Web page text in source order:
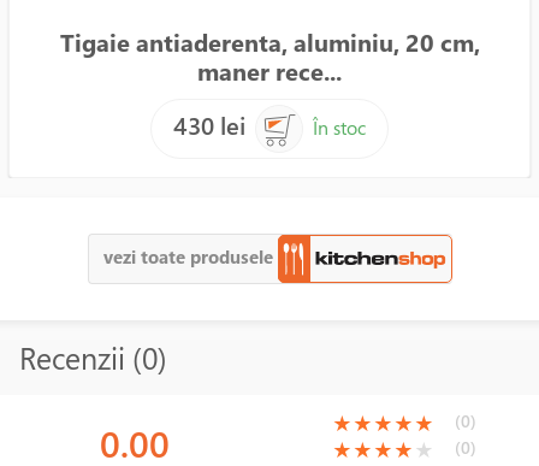
Tigaie antiaderenta, aluminiu, 20 cm,
maner rece...
430 lei
În stoc
vezi toate produsele
Recenzii (0)
0.00 (*)
★(*)
★(*)
★(*)
★(*)
★ (0)
(*)
★(*)
★(*)
★(*)
★( )
★ (0)